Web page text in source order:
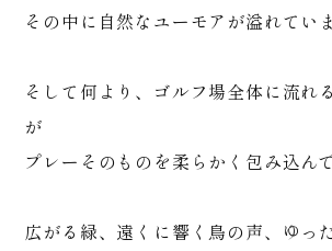
その中に自然なユーモアが溢れてい
そして何より、ゴルフ場全体に流れ
が
プレーそのものを柔らかく包み込ん
広がる緑、遠くに響く鳥の声、ゆっ